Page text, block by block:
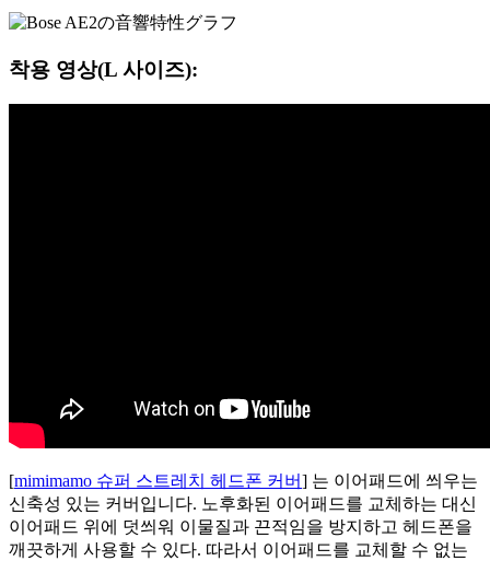
착용 영상(L 사이즈):
[mimimamo 슈퍼 스트레치 헤드폰 커버] 는 이어패드에 씌우는
신축성 있는 커버입니다. 노후화된 이어패드를 교체하는 대신
이어패드 위에 덧씌워 이물질과 끈적임을 방지하고 헤드폰을
깨끗하게 사용할 수 있다. 따라서 이어패드를 교체할 수 없는